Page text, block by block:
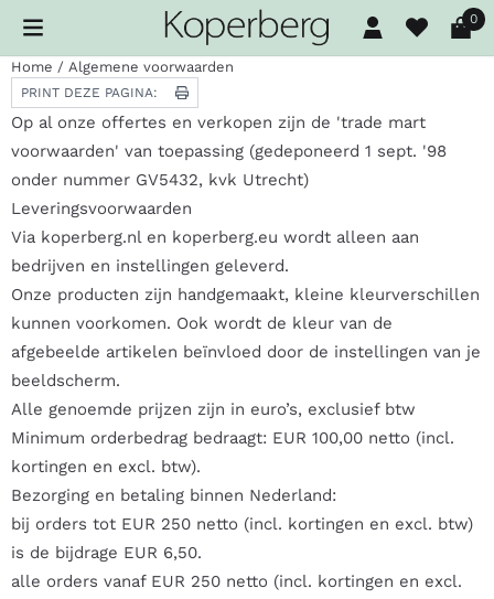
Cookievoorkeuren zijn beschikbaar. Kies instellingen of sta0
Home / Algemene voorwaarden
PRINT DEZE PAGINA:
Op al onze offertes en verkopen zijn de 'trade mart
voorwaarden' van toepassing (gedeponeerd 1 sept. '98
onder nummer GV5432, kvk Utrecht)
Leveringsvoorwaarden
Via koperberg.nl en koperberg.eu wordt alleen aan
bedrijven en instellingen geleverd.
Onze producten zijn handgemaakt, kleine kleurverschillen
kunnen voorkomen. Ook wordt de kleur van de
afgebeelde artikelen beïnvloed door de instellingen van je
beeldscherm.
Alle genoemde prijzen zijn in euro’s, exclusief btw
Minimum orderbedrag bedraagt: EUR 100,00 netto (incl.
kortingen en excl. btw).
Bezorging en betaling binnen Nederland:
bij orders tot EUR 250 netto (incl. kortingen en excl. btw)
is de bijdrage EUR 6,50.
alle orders vanaf EUR 250 netto (incl. kortingen en excl.